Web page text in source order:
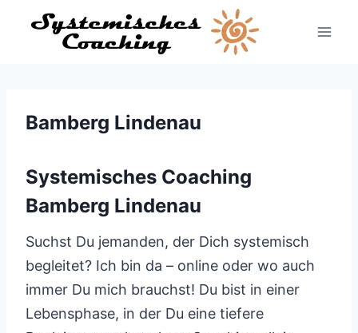
Inhalt
Bamberg Lindenau
Systemisches Coaching
Bamberg Lindenau
Suchst Du jemanden, der Dich systemisch
begleitet? Ich bin da – online oder wo auch
immer Du mich brauchst! Du bist in einer
Lebensphase, in der Du eine tiefere